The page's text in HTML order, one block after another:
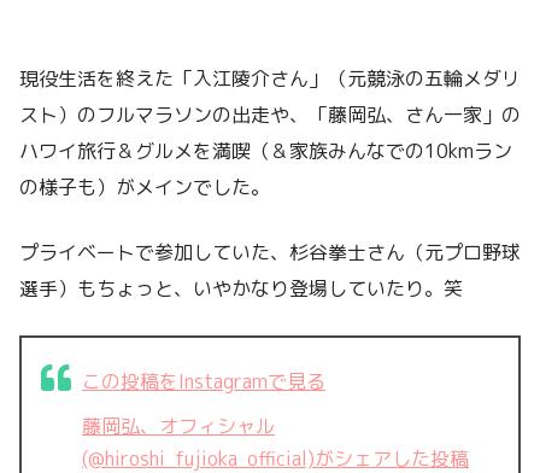
現役生活を終えた「入江陵介さん」（元競泳の五輪メダリ
スト）のフルマラソンの出走や、「藤岡弘、さん一家」の
ハワイ旅行＆グルメを満喫（＆家族みんなでの10kmラン
の様子も）がメインでした。
プライベートで参加していた、杉谷拳士さん（元プロ野球
選手）もちょっと、いやかなり登場していたり。笑
この投稿をInstagramで見る
藤岡弘、オフィシャル
(@hiroshi_fujioka_official)がシェアした投稿